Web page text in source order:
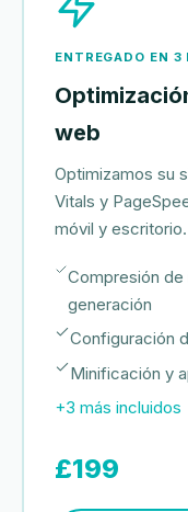
ENTREGADO EN 3
web
Optimizamos su
Vitals y
móvil y escritorio.
Compresión
generación
Configuración
Minificación y
+3 más incluidos
£199